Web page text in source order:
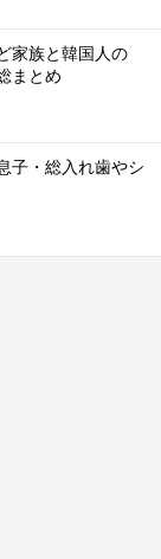
家族と韓国人の
まとめ
子・総入れ歯やシ